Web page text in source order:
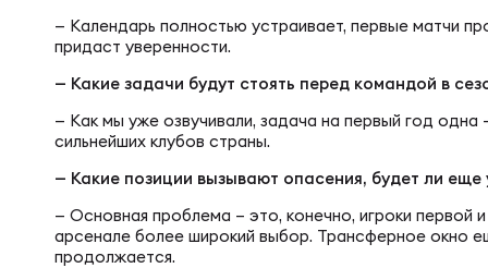
— Календарь полностью устраивает, первые матчи
придаст уверенности.
— Какие задачи будут стоять перед командой в
— Как мы уже озвучивали, задача на первый год одна
сильнейших клубов страны.
— Какие позиции вызывают опасения, будет ли еще
— Основная проблема – это, конечно, игроки первой
арсенале более широкий выбор. Трансферное окно
продолжается.